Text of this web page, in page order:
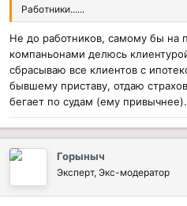
Работники......
Не до работников, самому бы на
компаньонами делюсь
сбрасываю все клиентов с
бывшему приставу, отдаю
бегает по судам (ему привычнее).
Горыныч
Эксперт, Экс-модератор